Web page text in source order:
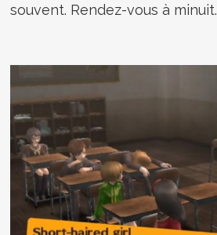
souvent. Rendez-vous à minuit.